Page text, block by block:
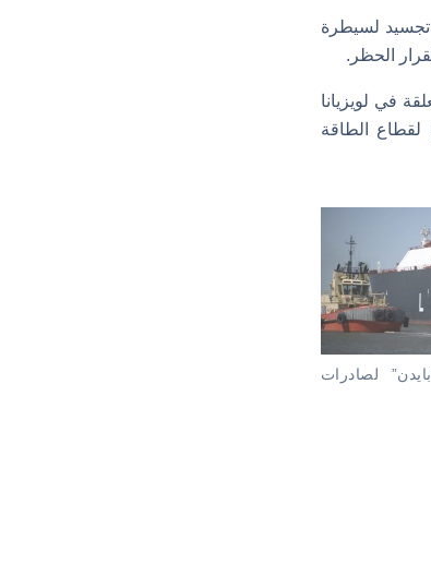
تجسيد لسيطرة
الحظر.
تحتية معلقة في لويزيانا
الطاقة
لصادرات